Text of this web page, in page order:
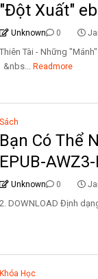
"Đột Xuất"
Unknown 0
Thiên Tài - Những
&nbs... Readmore
Sách
Bạn Có Thể
EPUB-
Unknown 0
2. DOWNLOAD Định
Khóa Học